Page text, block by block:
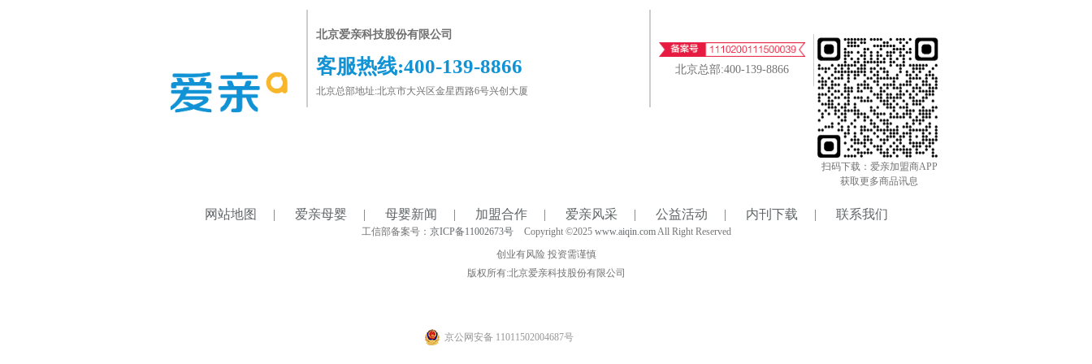
北京爱亲科技股份有限公司
客服热线:400-139-8866
北京总部地址:北京市大兴区金星西路6号兴创大厦
北京总部:400-139-8866
扫码下载：爱亲加盟商APP
获取更多商品讯息
网站地图 | 爱亲母婴 | 母婴新闻 | 加盟合作 | 爱亲风采 | 公益活动 | 内刊下载 | 联系我们
工信部备案号： 京ICP备11002673号 Copyright ©2025 www.aiqin.comAll Right Reserved
创业有风险 投资需谨慎
版权所有:北京爱亲科技股份有限公司
京公网安备 11011502004687号